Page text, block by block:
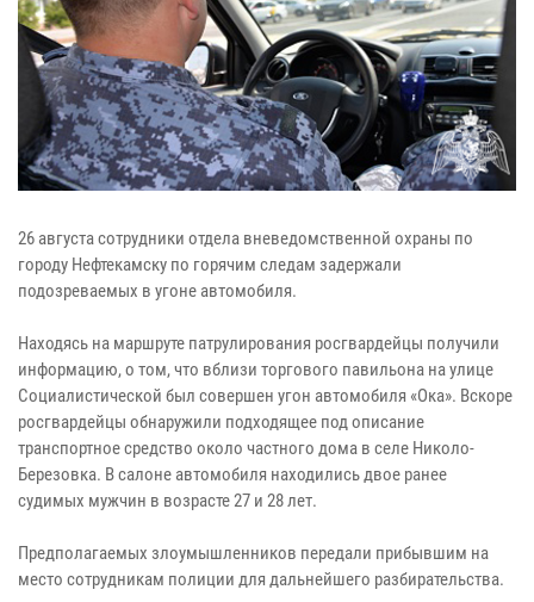
26 августа сотрудники отдела вневедомственной охраны по
городу Нефтекамску по горячим следам задержали
подозреваемых в угоне автомобиля.
Находясь на маршруте патрулирования росгвардейцы получили
информацию, о том, что вблизи торгового павильона на улице
Социалистической был совершен угон автомобиля «Ока». Вскоре
росгвардейцы обнаружили подходящее под описание
транспортное средство около частного дома в селе Николо-
Березовка. В салоне автомобиля находились двое ранее
судимых мужчин в возрасте 27 и 28 лет.
Предполагаемых злоумышленников передали прибывшим на
место сотрудникам полиции для дальнейшего разбирательства.